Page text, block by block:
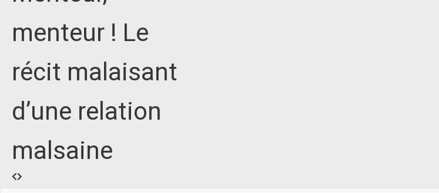
menteur ! Le
récit malaisant
d’une relation
malsaine